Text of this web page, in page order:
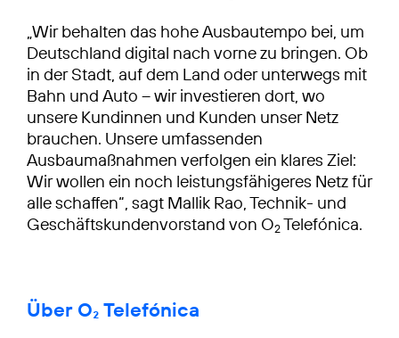
„Wir behalten das hohe Ausbautempo bei, um
Deutschland digital nach vorne zu bringen. Ob
in der Stadt, auf dem Land oder unterwegs mit
Bahn und Auto – wir investieren dort, wo
unsere Kundinnen und Kunden unser Netz
brauchen. Unsere umfassenden
Ausbaumaßnahmen verfolgen ein klares Ziel:
Wir wollen ein noch leistungsfähigeres Netz für
alle schaffen“, sagt Mallik Rao, Technik- und
Geschäftskundenvorstand von O2Telefónica.
Über O₂ Telefónica